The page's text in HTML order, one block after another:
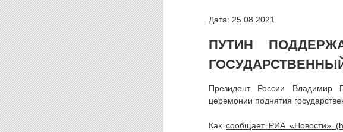
Дата: 25.08.2021
ПУТИН
Президент России Владимир
церемонии поднятия
Как сообщает РИА «Новости»